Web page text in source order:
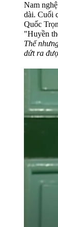
Nam
dài. Cuối
Quốc
"Huyền
Thế
dứt ra